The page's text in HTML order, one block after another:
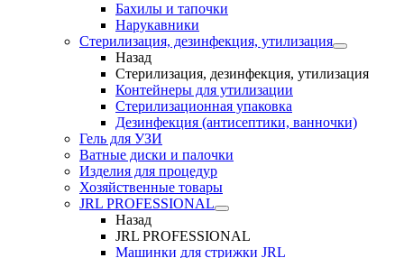
Бахилы и тапочки
Нарукавники
Стерилизация, дезинфекция, утилизация
Назад
Стерилизация, дезинфекция, утилизация
Контейнеры для утилизации
Стерилизационная упаковка
Дезинфекция (антисептики, ванночки)
Гель для УЗИ
Ватные диски и палочки
Изделия для процедур
Хозяйственные товары
JRL PROFESSIONAL
Назад
JRL PROFESSIONAL
Машинки для стрижки JRL